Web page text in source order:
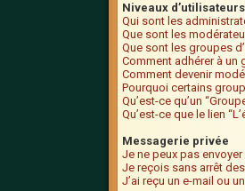
Niveaux
Qui sont les
Que sont les
Que sont les groupes
Comment adhérer à un
Comment devenir
Pourquoi certains
Qu’est-ce qu’un
Qu’est-ce que le lien
Messagerie privée
Je ne peux pas
Je reçois sans arrêt
J’ai reçu un e-mail ou